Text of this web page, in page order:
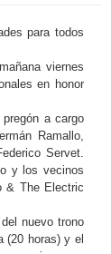
para todos
viernes
en honor
a cargo
Ramallo,
Servet.
y los vecinos
& The Electric
nuevo trono
(20 horas) y el